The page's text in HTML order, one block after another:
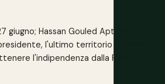
giugno; Hassan Gouled Aptidon
l'ultimo territorio africano
l'indipendenza dalla Francia.